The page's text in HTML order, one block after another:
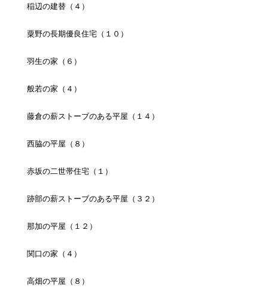
稲辺の建替（４）
粟野の長期優良住宅（１０）
羽生の家（６）
般若の家（４）
藤倉の薪ストーブのある平屋（１４）
西脇の平屋（８）
赤坂の二世帯住宅（１）
跡部の薪ストーブのある平屋（３２）
那加の平屋（１２）
関口の家（４）
高畑の平屋（８）